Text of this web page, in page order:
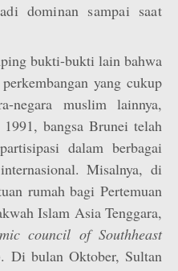
dominan sampai saat
bukti-bukti lain bahwa
yang cukup
negara muslim lainnya,
bangsa Brunei telah
dalam berbagai
Misalnya, di
rumah bagi Pertemuan
Islam Asia Tenggara,
council of Southheast
Di bulan Oktober, Sultan